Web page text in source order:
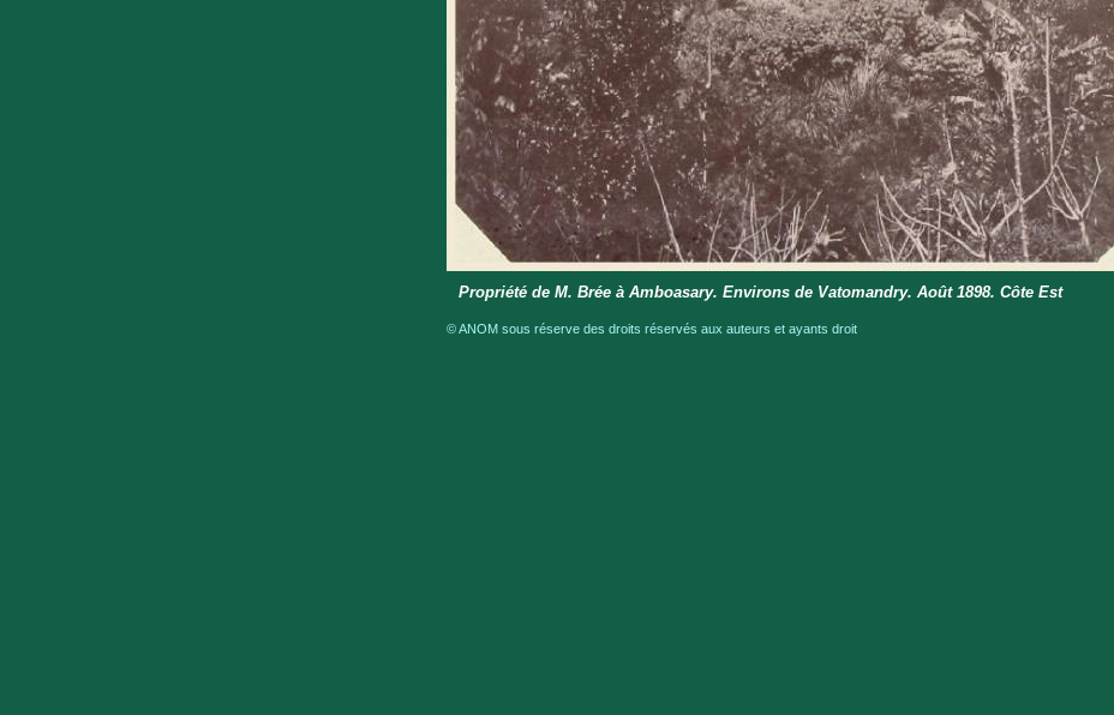
Propriété de M. Brée à Amboasary. Environs de Vatomandry. Août 1898. Côte Est
© ANOM sous réserve des droits réservés aux auteurs et ayants droit